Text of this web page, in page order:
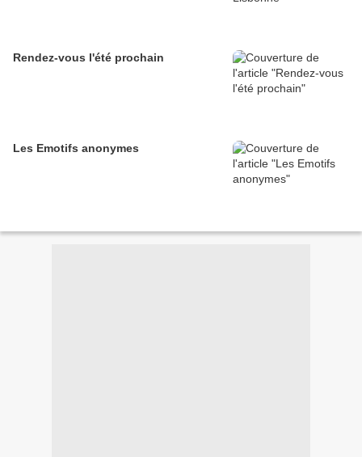
Rendez-vous l'été prochain
Les Emotifs anonymes